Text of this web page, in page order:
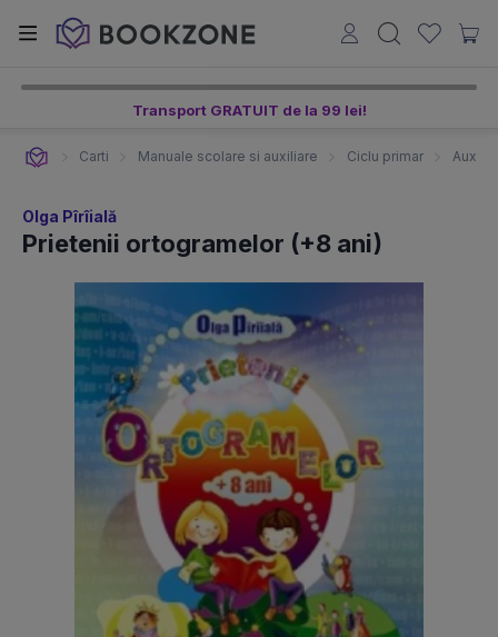
Transport GRATUIT de la 99 lei!
Carti Manuale scolare si auxiliare Ciclu primar
Olga Pîrîială
Prietenii ortogramelor (+8 ani)